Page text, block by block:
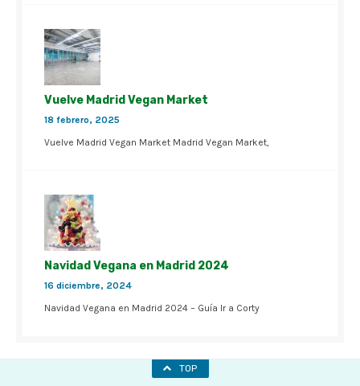
Vuelve Madrid Vegan Market
18 febrero, 2025
Vuelve Madrid Vegan Market Madrid Vegan Market,
Navidad Vegana en Madrid 2024
16 diciembre, 2024
Navidad Vegana en Madrid 2024 – Guía Ir a Corty
TOP